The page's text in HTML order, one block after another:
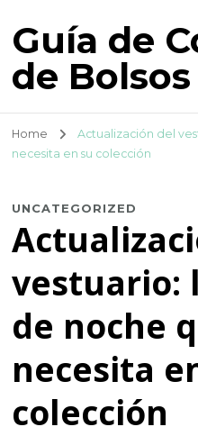
Guía de
de Bolsos
Home
Actualización del
necesita en su colección
UNCATEGORIZED
vestuario:
de noche
necesita
colección